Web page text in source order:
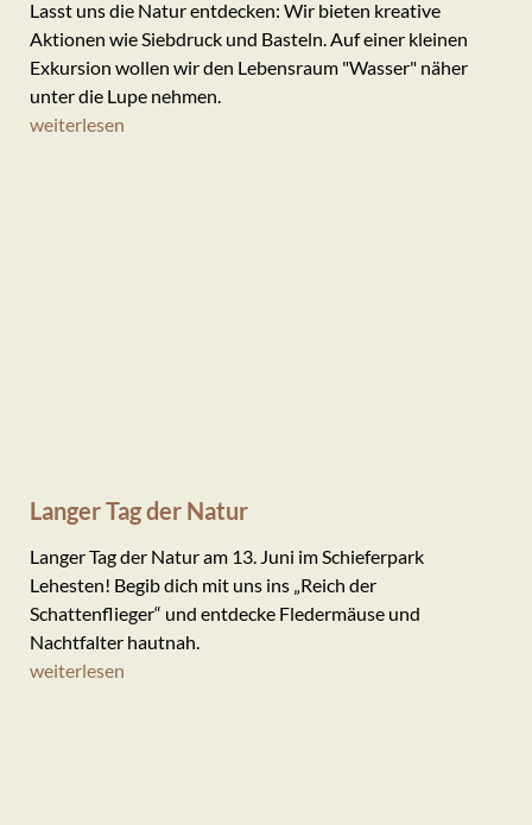
Lasst uns die Natur entdecken: Wir bieten kreative
Aktionen wie Siebdruck und Basteln. Auf einer kleinen
Exkursion wollen wir den Lebensraum "Wasser" näher
unter die Lupe nehmen.
weiterlesen
Langer Tag der Natur
Langer Tag der Natur am 13. Juni im Schieferpark
Lehesten! Begib dich mit uns ins „Reich der
Schattenflieger“ und entdecke Fledermäuse und
Nachtfalter hautnah.
weiterlesen